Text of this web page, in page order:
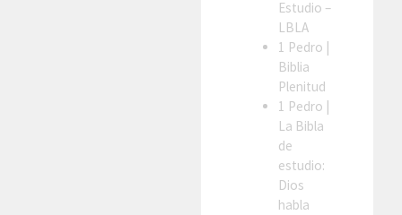
Estudio –
LBLA
1 Pedro
Biblia
Plenitud
1 Pedro
La Bibla
de
estudio:
Dios
habla